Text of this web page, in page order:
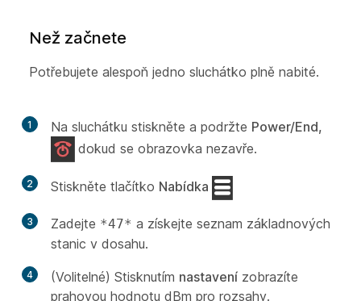
Než začnete
Potřebujete alespoň jedno sluchátko plně nabité.
1 Na sluchátku stiskněte a podržte Power/End,
dokud se obrazovka nezavře.
2 Stiskněte tlačítko Nabídka
3 Zadejte *47* a získejte seznam základnových
stanic v dosahu.
4 (Volitelné) Stisknutím nastavení zobrazíte
prahovou hodnotu dBm pro rozsahy.